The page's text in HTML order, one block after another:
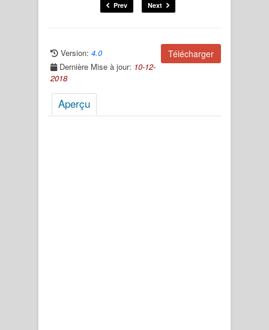
Prev Next
Télécharger
Version: 4.0
Dernière Mise à jour: 10-12-
2018
Aperçu